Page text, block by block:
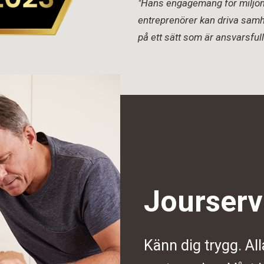
"Hans engagemang för
entreprenörer kan driva
på ett sätt som är
Känn dig trygg.